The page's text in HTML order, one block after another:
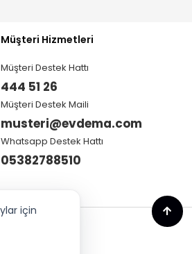
Müşteri Hizmetleri
Müşteri Destek Hattı
444 51 26
Müşteri Destek Maili
musteri@evdema.com
Whatsapp Destek Hattı
05382788510
için